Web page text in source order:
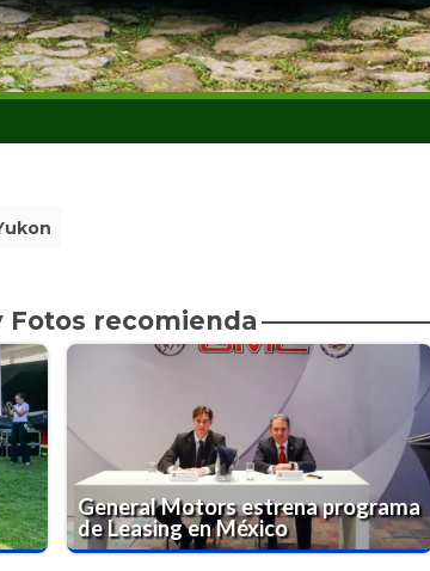
Fotos recomienda
General Motors estrena programa
de Leasing en México